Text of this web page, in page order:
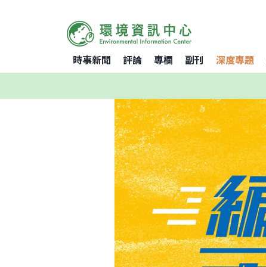
時事新聞 評論 專欄 副刊 深度專題